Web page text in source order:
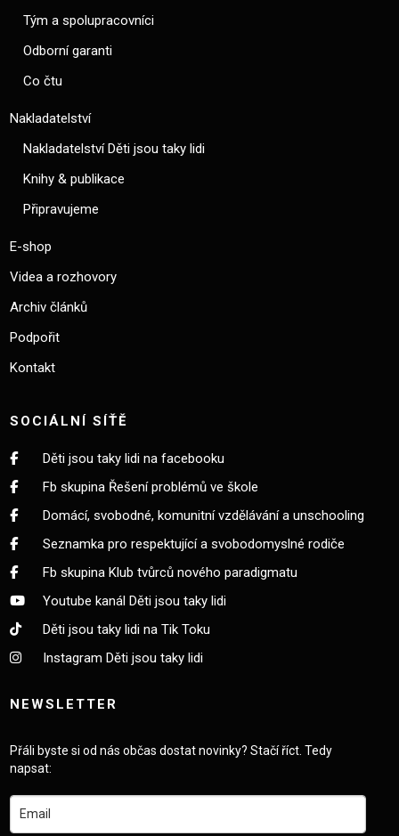
Tým a spolupracovníci
Odborní garanti
Co čtu
Nakladatelství
Nakladatelství Děti jsou taky lidi
Knihy & publikace
Připravujeme
E-shop
Videa a rozhovory
Archiv článků
Podpořit
Kontakt
SOCIÁLNÍ SÍŤĚ
Děti jsou taky lidi na facebooku
Fb skupina Řešení problémů ve škole
Domácí, svobodné, komunitní vzdělávání a unschooling
Seznamka pro respektující a svobodomyslné rodiče
Fb skupina Klub tvůrců nového paradigmatu
Youtube kanál Děti jsou taky lidi
Děti jsou taky lidi na Tik Toku
Instagram Děti jsou taky lidi
NEWSLETTER
Přáli byste si od nás občas dostat novinky? Stačí říct. Tedy
napsat: